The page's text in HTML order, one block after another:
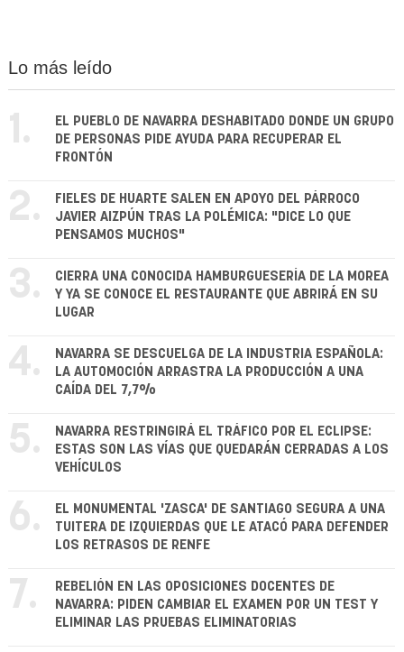
Lo más leído
1.
EL PUEBLO DE NAVARRA DESHABITADO DONDE UN GRUPO
DE PERSONAS PIDE AYUDA PARA RECUPERAR EL
FRONTÓN
2.
FIELES DE HUARTE SALEN EN APOYO DEL PÁRROCO
JAVIER AIZPÚN TRAS LA POLÉMICA: "DICE LO QUE
PENSAMOS MUCHOS"
3.
CIERRA UNA CONOCIDA HAMBURGUESERÍA DE LA MOREA
Y YA SE CONOCE EL RESTAURANTE QUE ABRIRÁ EN SU
LUGAR
4.
NAVARRA SE DESCUELGA DE LA INDUSTRIA ESPAÑOLA:
LA AUTOMOCIÓN ARRASTRA LA PRODUCCIÓN A UNA
CAÍDA DEL 7,7%
5.
NAVARRA RESTRINGIRÁ EL TRÁFICO POR EL ECLIPSE:
ESTAS SON LAS VÍAS QUE QUEDARÁN CERRADAS A LOS
VEHÍCULOS
6.
EL MONUMENTAL 'ZASCA' DE SANTIAGO SEGURA A UNA
TUITERA DE IZQUIERDAS QUE LE ATACÓ PARA DEFENDER
LOS RETRASOS DE RENFE
7.
REBELIÓN EN LAS OPOSICIONES DOCENTES DE
NAVARRA: PIDEN CAMBIAR EL EXAMEN POR UN TEST Y
ELIMINAR LAS PRUEBAS ELIMINATORIAS